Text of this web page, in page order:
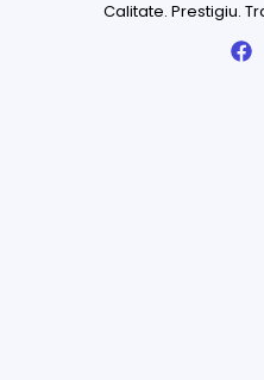
Calitate. Prestigiu.